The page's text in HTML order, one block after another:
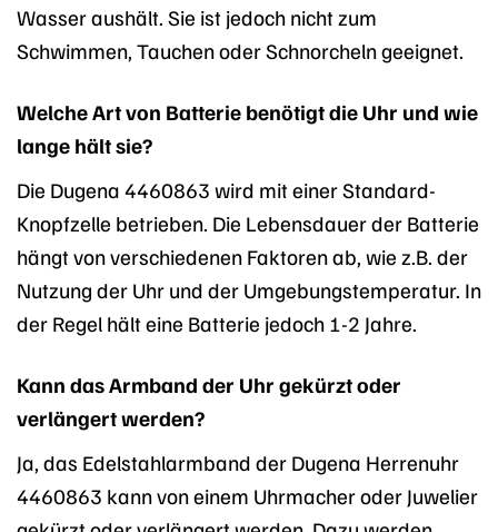
Wasser aushält. Sie ist jedoch nicht zum
Schwimmen, Tauchen oder Schnorcheln geeignet.
Welche Art von Batterie benötigt die Uhr und wie
lange hält sie?
Die Dugena 4460863 wird mit einer Standard-
Knopfzelle betrieben. Die Lebensdauer der Batterie
hängt von verschiedenen Faktoren ab, wie z.B. der
Nutzung der Uhr und der Umgebungstemperatur. In
der Regel hält eine Batterie jedoch 1-2 Jahre.
Kann das Armband der Uhr gekürzt oder
verlängert werden?
Ja, das Edelstahlarmband der Dugena Herrenuhr
4460863 kann von einem Uhrmacher oder Juwelier